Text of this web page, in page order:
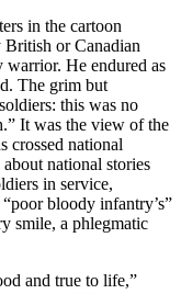
in the cartoon
or Canadian
warrior. He endured as
The grim but
this was no
It was the view of the
crossed national
national stories
in service,
bloody infantry’s”
smile, a phlegmatic
and true to life,”